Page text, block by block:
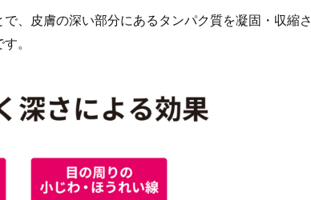
、皮膚の深い部分にあるタンパク質を凝固・収縮さ
。